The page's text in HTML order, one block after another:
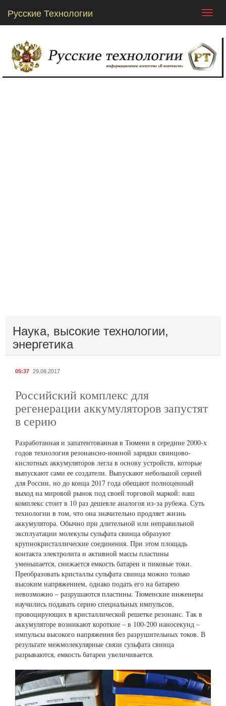
Русские Технологии
Наука, высокие технологии,
энергетика
05:37 29.08.2017
Российский комплекс для
регенерации аккумуляторов запустят
в серию
Разработанная и запатентованная в Тюмени в середине 2000-х
годов технология резонансно-ионной зарядки свинцово-
кислотных аккумуляторов легла в основу устройств, которые
выпускают сами ее создатели. Выпускают небольшой серией
для России, но до конца 2017 года обещают полноценный
выход на мировой рынок под своей торговой маркой: наш
комплекс стоит в 10 раз дешевле аналогов из-за рубежа. Суть
технологии в том, что она значительно продляет жизнь
аккумулятора. Обычно при длительной или неправильной
эксплуатации молекулы сульфата свинца образуют
крупнокристаллические соединения. При этом площадь
контакта электролита и активной массы пластины
уменьшается, снижается емкость батареи и пиковые токи.
Преобразовать кристаллы сульфата свинца можно только
высоким напряжением, однако подать его на батарею
невозможно – разрушаются пластины. Тюменские инженеры
научились подавать серию специальных импульсов,
провоцирующих в кристаллической решетке резонанс. Так в
аккумуляторе возникают короткие – в 100-200 наносекунд –
импульсы высокого напряжения без разрушительных токов. В
результате межмолекулярные связи сульфата свинца
разрываются, емкость батареи увеличивается.